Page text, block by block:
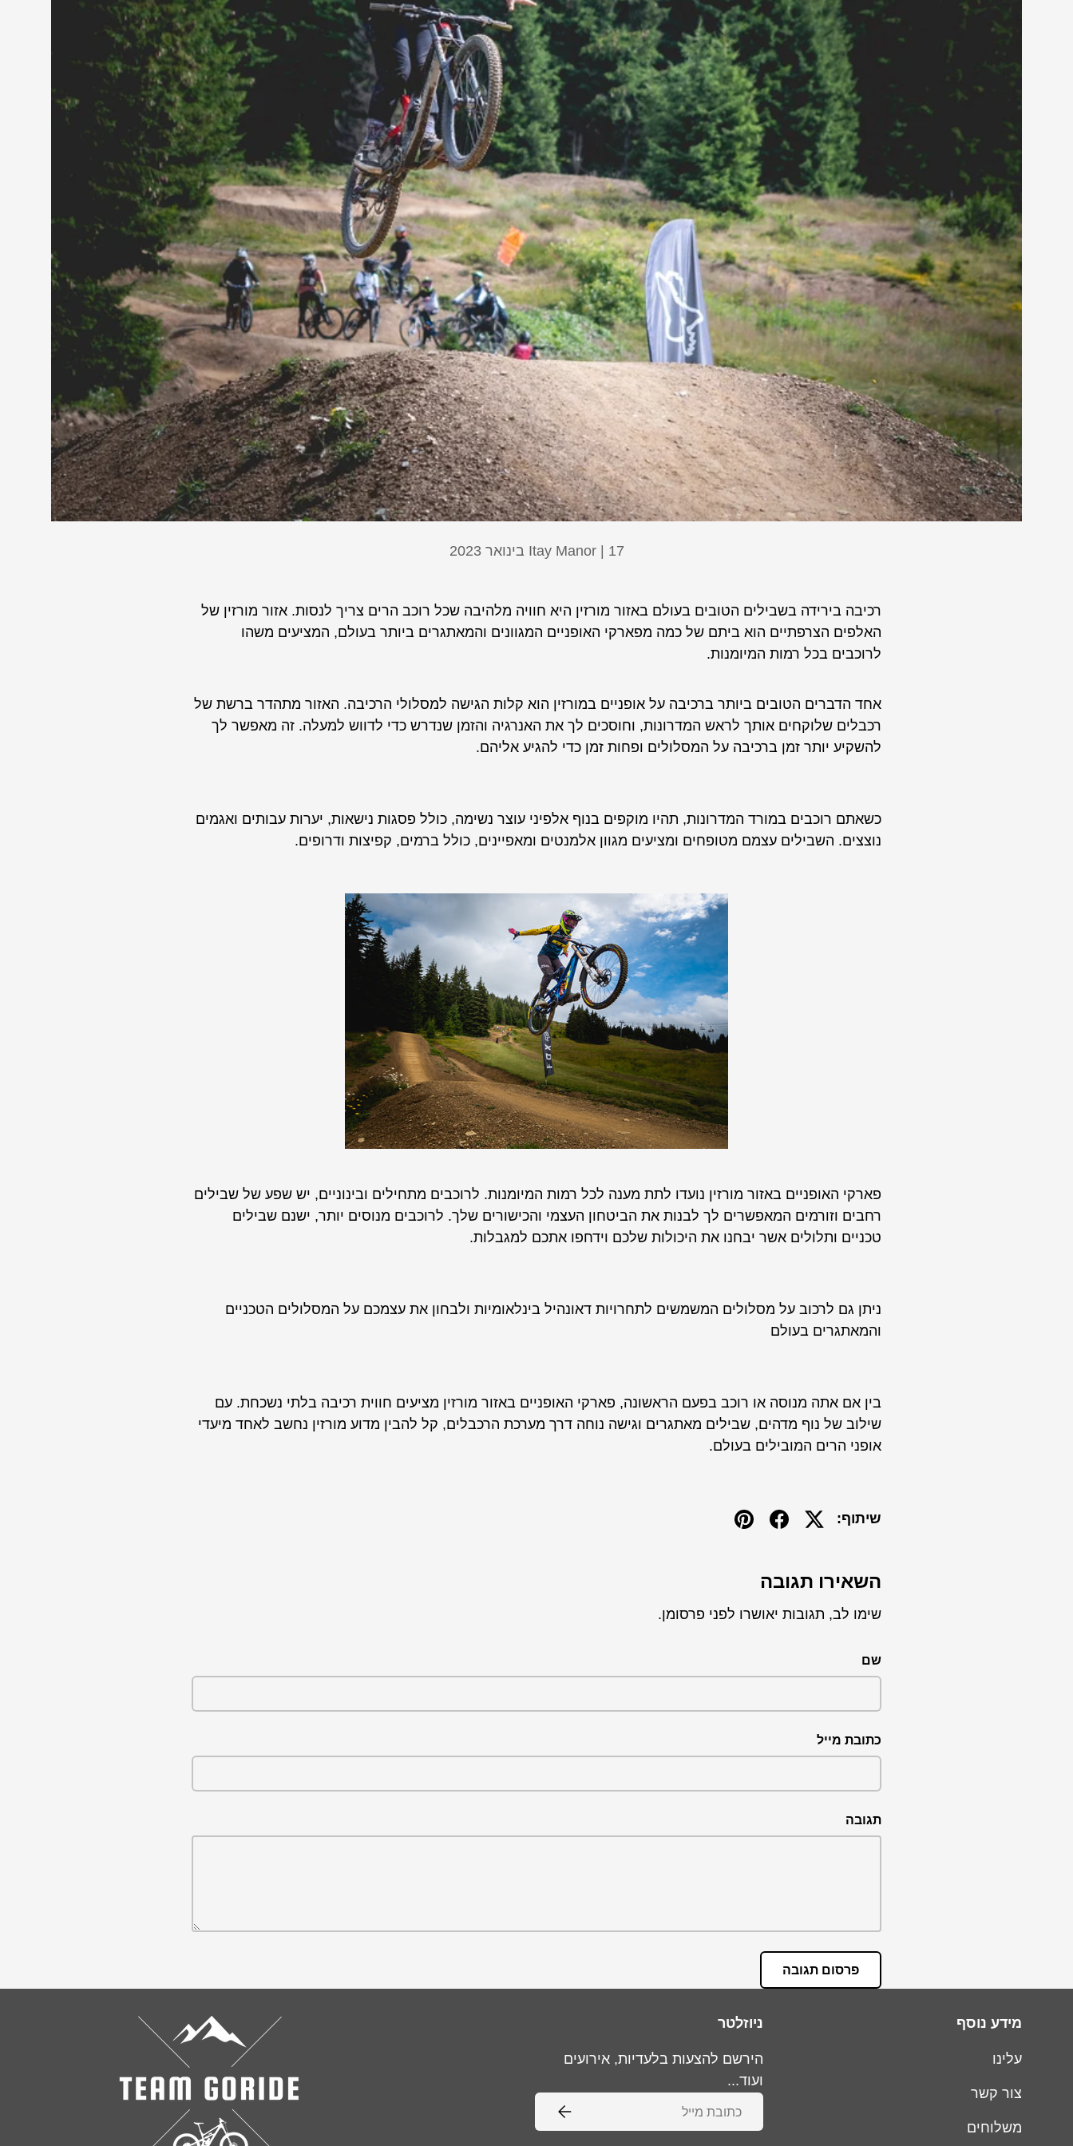
Itay Manor | 17 בינואר 2023
רכיבה בירידה בשבילים הטובים בעולם באזור מורזין היא חוויה מלהיבה שכל רוכב הרים צריך לנסות. אזור מורזין של
האלפים הצרפתיים הוא ביתם של כמה מפארקי האופניים המגוונים והמאתגרים ביותר בעולם, המציעים משהו
לרוכבים בכל רמות המיומנות.
אחד הדברים הטובים ביותר ברכיבה על אופניים במורזין הוא קלות הגישה למסלולי הרכיבה. האזור מתהדר ברשת של
רכבלים שלוקחים אותך לראש המדרונות, וחוסכים לך את האנרגיה והזמן שנדרש כדי לדווש למעלה. זה מאפשר לך
להשקיע יותר זמן ברכיבה על המסלולים ופחות זמן כדי להגיע אליהם.
כשאתם רוכבים במורד המדרונות, תהיו מוקפים בנוף אלפיני עוצר נשימה, כולל פסגות נישאות, יערות עבותים ואגמים
נוצצים. השבילים עצמם מטופחים ומציעים מגוון אלמנטים ומאפיינים, כולל ברמים, קפיצות ודרופים.
פארקי האופניים באזור מורזין נועדו לתת מענה לכל רמות המיומנות. לרוכבים מתחילים ובינוניים, יש שפע של שבילים
רחבים וזורמים המאפשרים לך לבנות את הביטחון העצמי והכישורים שלך. לרוכבים מנוסים יותר, ישנם שבילים
טכניים ותלולים אשר יבחנו את היכולות שלכם וידחפו אתכם למגבלות.
ניתן גם לרכוב על מסלולים המשמשים לתחרויות דאונהיל בינלאומיות ולבחון את עצמכם על המסלולים הטכניים
והמאתגרים בעולם
בין אם אתה מנוסה או רוכב בפעם הראשונה, פארקי האופניים באזור מורזין מציעים חווית רכיבה בלתי נשכחת. עם
שילוב של נוף מדהים, שבילים מאתגרים וגישה נוחה דרך מערכת הרכבלים, קל להבין מדוע מורזין נחשב לאחד מיעדי
אופני הרים המובילים בעולם.
שיתוף:
השאירו תגובה
שימו לב, תגובות יאושרו לפני פרסומן.
שם
כתובת מייל
תגובה
פרסום תגובה
מידע נוסף
עלינו
צור קשר
משלוחים
ניוזלטר
הירשם להצעות בלעדיות, אירועים
ועוד...
הרשמה